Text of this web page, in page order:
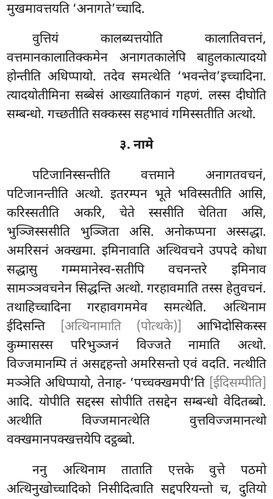
मुखमावत्तयति ‘अनागते’च्चादि.
वुत्तियं कालब्यत्तयोति कालातिवत्तनं,
वत्तमानकालातिक्कमेन अनागतकालेपि बाहुलकात्यादयो
होन्तीति अधिप्पायो. तदेव समत्थेति ‘भवन्तेव’इच्चादिना.
त्यादयोतीमिना सब्बेसं आख्यातिकानं गहणं. लस्स दीघोति
सम्बन्धो. गच्छतीति सक्कस्स सहभावं गमिस्सतीति अत्थो.
३. नामे
पटिजानिस्सन्तीति वत्तमाने अनागतवचनं,
पटिजानन्तीति अत्थो. इतरम्पन भूते भविस्सतीति आसि,
करिस्सतीति अकरि, चेते स्ससीतिचेतिता असि,
भुञ्जिस्ससीति भुञ्जिता असि. अनोकप्पना अस्सद्धा.
अमरिसनं अक्खमा. इमिनावाति अत्थिवचने उपपदे कोधा
सद्धासु गम्ममानेस्व-सतीपि वचनन्तरे इमिनाव
सामञ्ञवचनेन सिद्धन्ति अत्थो. गरहावमाति तस्स हेतुवचनं.
तथाहिच्चादिना गरहावगममेव समत्थेति. अत्थिनाम
ईदिसन्ति
[अत्थिनामाति (पोत्थके)]
आभिदोसिकस्स
कुम्मासस्स परिभुञ्जनं विज्जते नामाति अत्थो.
विज्जमानम्पि तं असद्दहन्तो अमरिसन्तो एवं वदति. नत्थीति
मञ्ञेति अधिप्पायो, तेनाह- ‘पच्चक्खमपी’ति [ईदिसम्पीति]
आदि. योपीति सद्दस्स सोपीति तसद्देन सम्बन्धो वेदितब्बो.
अत्थीति विज्जमानत्थेति वुत्तविज्जमानत्थो
वक्खमानपक्खत्तयेपि दट्ठब्बो.
ननु अत्थिनाम ताताति एत्तके वुत्ते पठमो
अत्थिनुखोच्चादिको निसीदित्वाति सद्दपरियन्तो च, दुतियो